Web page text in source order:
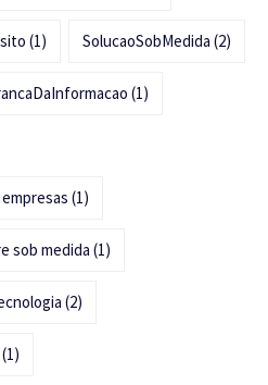
(1) SolucaoSobMedida (2)
(1)
(1)
sob medida (1)
(2)
(1)